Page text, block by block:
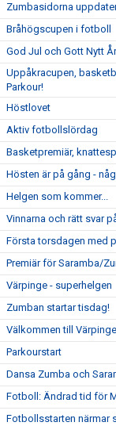
Zumbasidorna
Bråhögscupen i fotboll
God Jul och Gott Nytt
Uppåkracupen,
Parkour!
Höstlovet
Aktiv fotbollslördag
Basketpremiär,
Hösten är på gång -
Helgen som kommer...
Vinnarna och rätt svar
Första torsdagen med
Premiär för Saramba/
Värpinge - superhelgen
Zumban startar tisdag!
Välkommen till
Parkourstart
Dansa Zumba och
Fotboll: Ändrad tid för
Fotbollsstarten närmar